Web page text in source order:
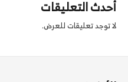
أحدث التعليقات
لا توجد تعليقات للعرض.